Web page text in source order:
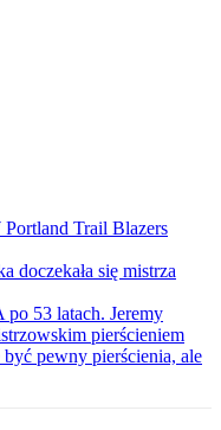
Trail Blazers
doczekała się mistrza
53 latach. Jeremy
pierścieniem
pewny pierścienia, ale